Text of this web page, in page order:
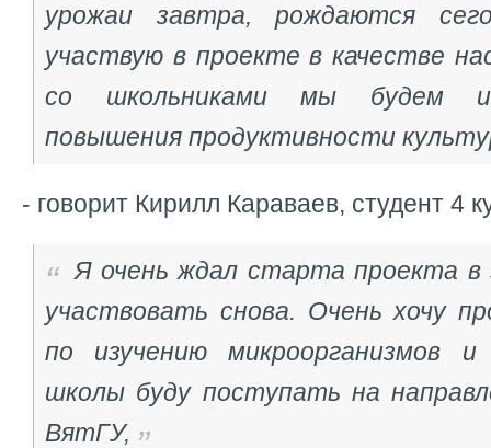
урожаи завтра, рождаются
участвую в проекте в качестве
со школьниками мы будем
повышения продуктивности
- говорит Кирилл Караваев, студент 4
Я очень ждал старта проекта
участвовать снова. Очень хочу
по изучению микроорганизмов и
школы буду поступать на
ВятГУ,